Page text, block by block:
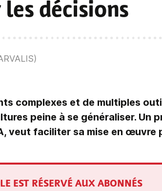
décisions
complexes et de multiples
peine à se généraliser. Un
veut faciliter sa mise en œuvre
EST RÉSERVÉ AUX ABONNÉS